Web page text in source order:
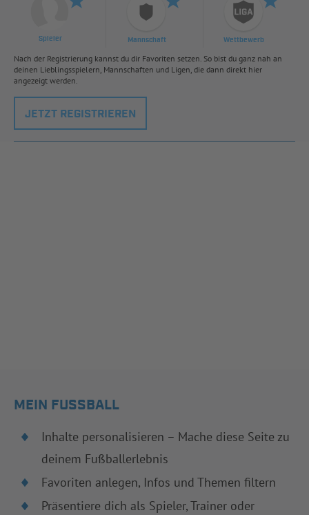
Spieler Mannschaft Wettbewerb
Nach der Registrierung kannst du dir Favoriten setzen. So bist du ganz nah an
deinen Lieblingsspielern, Mannschaften und Ligen, die dann direkt hier
angezeigt werden.
JETZT REGISTRIEREN
MEIN FUSSBALL
Inhalte personalisieren – Mache diese Seite zu
deinem Fußballerlebnis
Favoriten anlegen, Infos und Themen filtern
Präsentiere dich als Spieler, Trainer oder